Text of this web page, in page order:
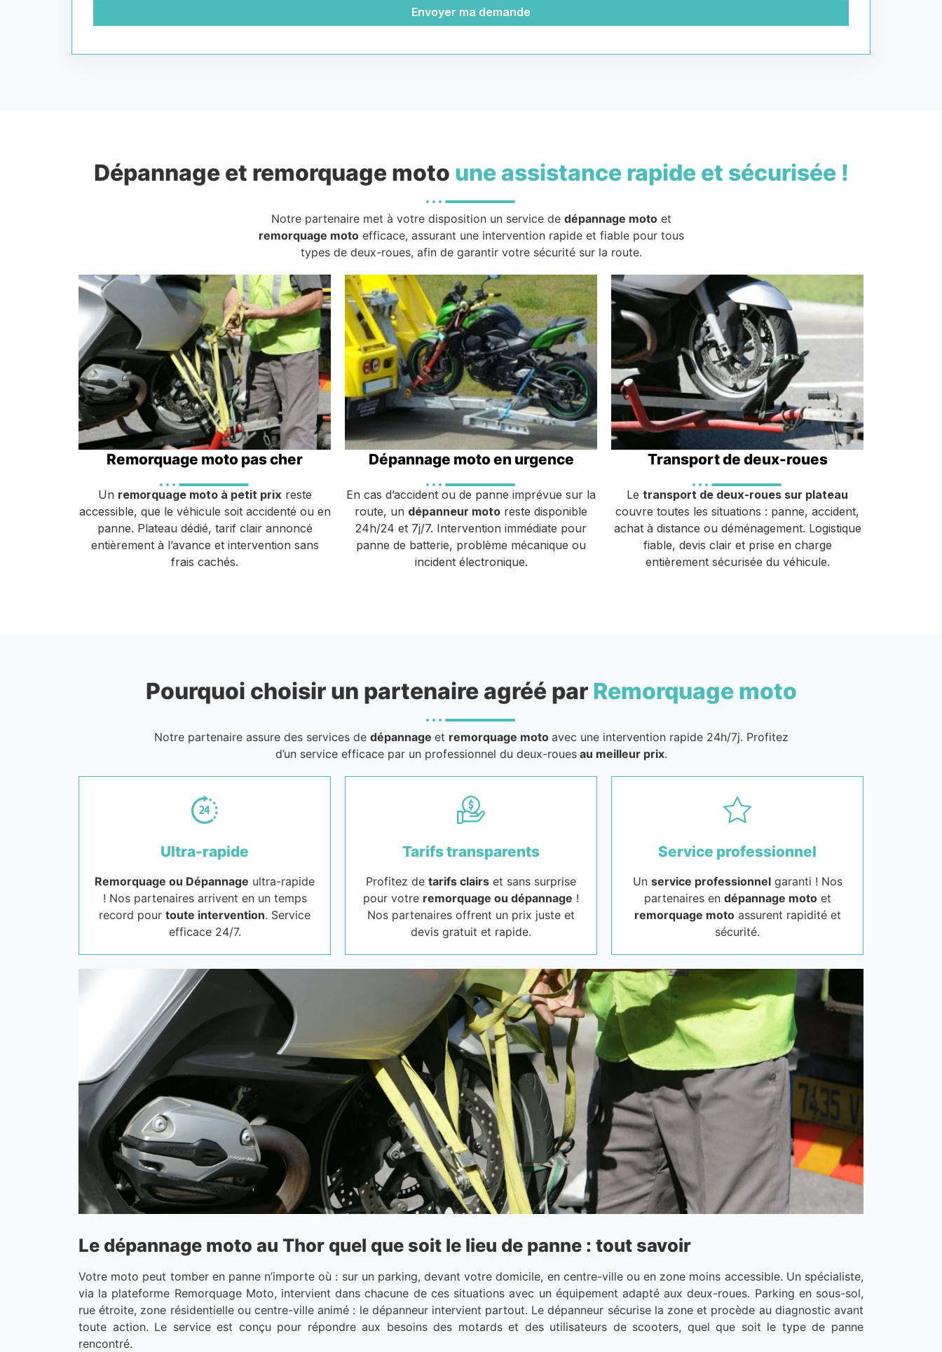
Envoyer ma demande
Dépannage et remorquage moto une assistance rapide et sécurisée !
Notre partenaire met à votre disposition un service de dépannage motoet
remorquage motoefficace, assurant une intervention rapide et fiable pour tous
types de deux-roues, afin de garantir votre sécurité sur la route.
Remorquage moto pas cher
Un remorquage moto à petit prix reste
accessible, que le véhicule soit accidenté ou en
panne. Plateau dédié, tarif clair annoncé
entièrement à l’avance et intervention sans
frais cachés.
Dépannage moto en urgence
En cas d’accident ou de panne imprévue sur la
route, un dépanneur moto reste disponible
24h/24 et 7j/7. Intervention immédiate pour
panne de batterie, problème mécanique ou
incident électronique.
Transport de deux-roues
Le transport de deux-roues sur plateau
couvre toutes les situations : panne, accident,
achat à distance ou déménagement. Logistique
fiable, devis clair et prise en charge
entièrement sécurisée du véhicule.
Pourquoi choisir un partenaire agréé par Remorquage moto
Notre partenaire assure des services de dépannage et remorquage moto avec une intervention rapide 24h/7j. Profitez
d’un service efficace par un professionnel du deux-rouesau meilleur prix.
Ultra-rapide
Remorquage ou Dépannage ultra-rapide
! Nos partenaires arrivent en un temps
record pour toute intervention. Service
efficace 24/7.
Tarifs transparents
Profitez de tarifs clairs et sans surprise
pour votre remorquage ou dépannage !
Nos partenaires offrent un prix juste et
devis gratuit et rapide.
Service professionnel
Un service professionnelgaranti ! Nos
partenaires en dépannage motoet
remorquage motoassurent rapidité et
sécurité.
Le dépannage moto au Thor quel que soit le lieu de panne : tout savoir
Votre moto peut tomber en panne n’importe où : sur un parking, devant votre domicile, en centre-ville ou en zone moins accessible. Un spécialiste,
via la plateforme Remorquage Moto, intervient dans chacune de ces situations avec un équipement adapté aux deux-roues. Parking en sous-sol,
rue étroite, zone résidentielle ou centre-ville animé : le dépanneur intervient partout. Le dépanneur sécurise la zone et procède au diagnostic avant
toute action. Le service est conçu pour répondre aux besoins des motards et des utilisateurs de scooters, quel que soit le type de panne
rencontré.